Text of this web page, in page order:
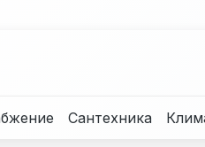
Сантехника